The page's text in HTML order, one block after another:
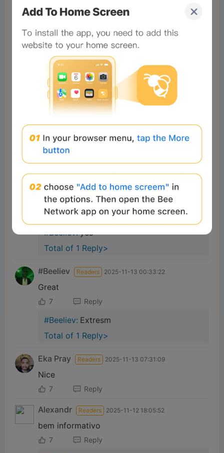
Good
#Beeliev Readers 2025-11-21 10:03:13
Gm
Reply
Muhammad Readers 2025-11-21 06:02:29
Good morning 🌄🌄🌄
6 Reply
#Beeliev:
Total of 1 Reply>
michaelm Readers 2025-11-13 08:41:55
nice
7 Reply
#Beeliev: yes
Total of 1 Reply>
#Beeliev Readers 2025-11-13 00:33:22
Great
7 Reply
#Beeliev: Extresm
Total of 1 Reply>
Eka Pray Readers 2025-11-13 07:31:09
Nice
7 Reply
Alexandr Readers 2025-11-12 18:05:52
bem informativo
7 Reply